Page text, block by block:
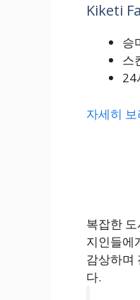
Kiketi
승
스
24
자세히
복잡한
지인들에
감상하며
다.